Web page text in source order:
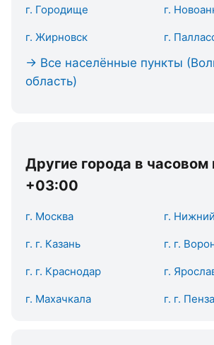
г. Городище г.
г. Жирновск г.
→ Все населённые пункты
область)
Другие города в часовом
+03:00
г. Москва г.
г. г. Казань г. г.
г. г. Краснодар г.
г. Махачкала г. г. Пенза